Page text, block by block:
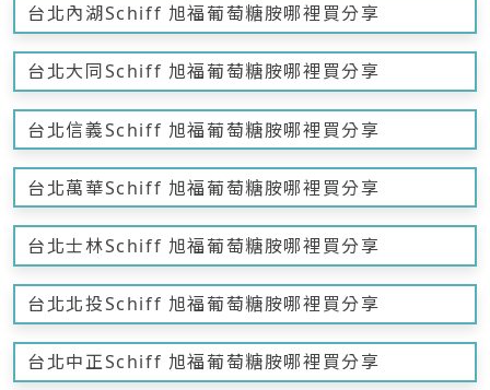
台北內湖Schiff 旭福葡萄糖胺哪裡買分享
台北大同Schiff 旭福葡萄糖胺哪裡買分享
台北信義Schiff 旭福葡萄糖胺哪裡買分享
台北萬華Schiff 旭福葡萄糖胺哪裡買分享
台北士林Schiff 旭福葡萄糖胺哪裡買分享
台北北投Schiff 旭福葡萄糖胺哪裡買分享
台北中正Schiff 旭福葡萄糖胺哪裡買分享